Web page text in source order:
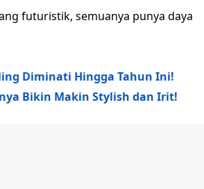
futuristik, semuanya punya daya
Diminati Hingga Tahun Ini!
Bikin Makin Stylish dan Irit!